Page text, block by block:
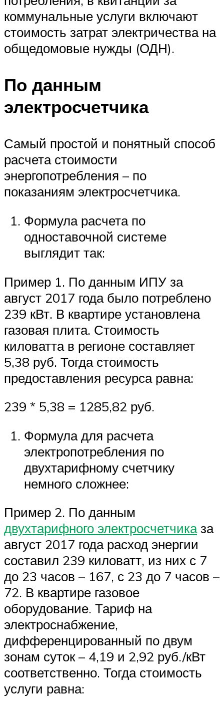
коммунальные услуги включают
стоимость затрат электричества на
общедомовые нужды (ОДН).
По данным
электросчетчика
Самый простой и понятный способ
расчета стоимости
энергопотребления – по
показаниям электросчетчика.
Формула расчета по
одноставочной системе
выглядит так:
Пример 1. По данным ИПУ за
август 2017 года было потреблено
239 кВт. В квартире установлена
газовая плита. Стоимость
киловатта в регионе составляет
5,38 руб. Тогда стоимость
предоставления ресурса равна:
239 * 5,38 = 1285,82 руб.
Формула для расчета
электропотребления по
двухтарифному счетчику
немного сложнее:
Пример 2. По данным
двухтарифного электросчетчиказа
август 2017 года расход энергии
составил 239 киловатт, из них с 7
до 23 часов – 167, с 23 до 7 часов –
72. В квартире газовое
оборудование. Тариф на
электроснабжение,
дифференцированный по двум
зонам суток – 4,19 и 2,92 руб./кВт
соответственно. Тогда стоимость
услуги равна: